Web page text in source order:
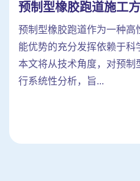
预制型橡胶跑道施工
预制型橡胶跑道作为一种高
能优势的充分发挥依赖于科
本文将从技术角度，对预制
行系统性分析，旨...